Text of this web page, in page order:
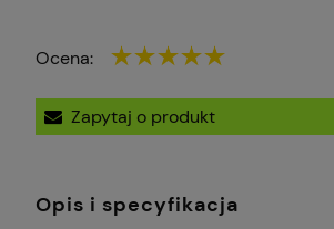
Ocena:
Zapytaj o produkt
Opis i specyfikacja